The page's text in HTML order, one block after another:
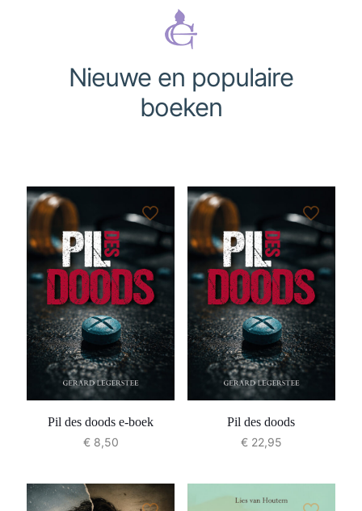
Nieuwe en populaire
boeken
Pil des doods e-boek
€8,50
Pil des doods
€22,95